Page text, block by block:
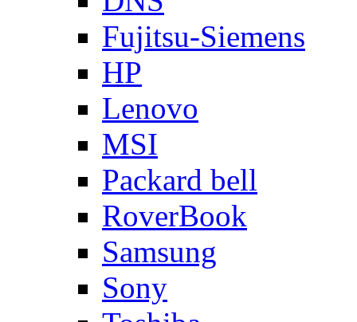
Fujitsu-Siemens
HP
Lenovo
MSI
Packard bell
RoverBook
Samsung
Sony